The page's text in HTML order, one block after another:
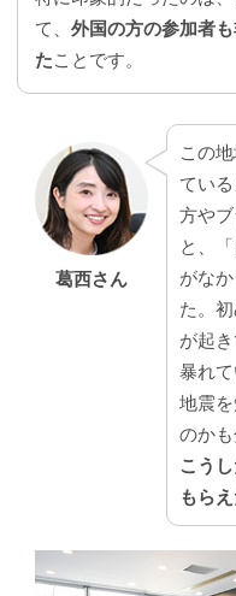
て、 外国の方の参加者
たことです。
葛西さん
この
てい
方や
と、
がな
た。
が起
暴れて
地震
のか
こう
もら